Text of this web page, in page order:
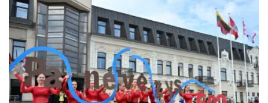
Europos miestais, perimti praktinius sprendimus
ir juos pritaikyti miesto viešosiose erdvėse bei
kultūros ir turizmo srityse.
Projekto „Tvari aplinka prie vandens telkinių“
vertė siekia 48 tūkst. eurų, o projekto „Kultūrinis